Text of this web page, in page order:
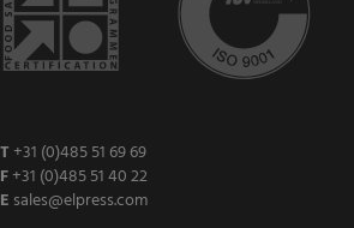
T +31 (0)485 51 69 69
F+31 (0)485 51 40 22
E sales@elpress.com